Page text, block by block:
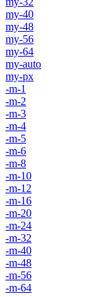
my-40
my-48
my-56
my-64
my-auto
my-px
-m-1
-m-2
-m-3
-m-4
-m-5
-m-6
-m-8
-m-10
-m-12
-m-16
-m-20
-m-24
-m-32
-m-40
-m-48
-m-56
-m-64